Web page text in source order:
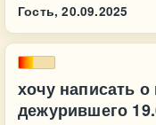
Гость, 20.09.2025
хочу написать
дежурившего